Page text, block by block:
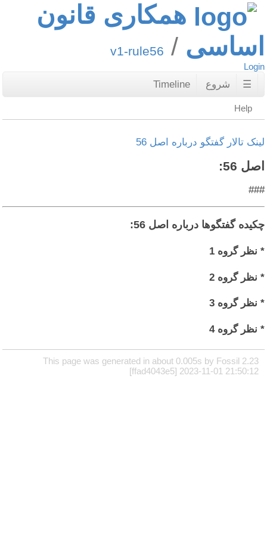
همکاری قانون
اساسی
v1-rule56
Login
☰ شروع Timeline
Help
لینک تالار گفتگو درباره اصل 56
اصل 56:
###
چکیده گفتگوها درباره اصل 56:
* نظر گروه 1
* نظر گروه 2
* نظر گروه 3
* نظر گروه 4
This page was generated in about 0.005s by Fossil 2.23
[ffad4043e5] 2023-11-01 21:50:12